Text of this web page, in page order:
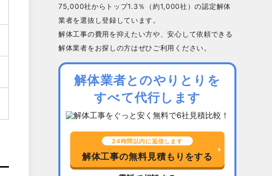
75,000社からトップ1.3％（約1,000社）の認定解体
業者を選抜し登録しています。
解体工事の費用を抑えたい方や、安心して依頼できる
解体業者をお探しの方はぜひご利用ください。
解体業者とのやりとりを
すべて代行します
24時間以内に返信します
解体工事の無料見積もりをする